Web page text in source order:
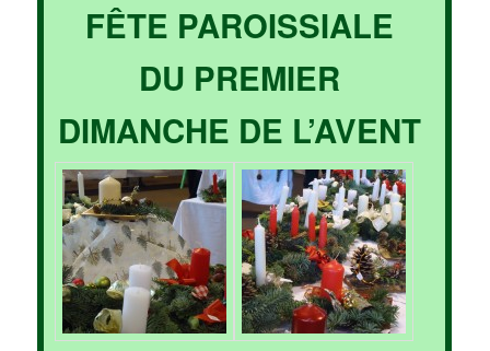
FÊTE PAROISSIALE
DU PREMIER
DIMANCHE DE L’AVENT